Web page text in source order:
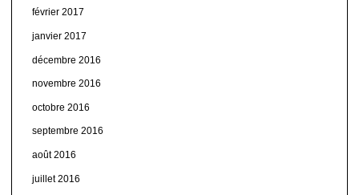
février 2017
janvier 2017
décembre 2016
novembre 2016
octobre 2016
septembre 2016
août 2016
juillet 2016